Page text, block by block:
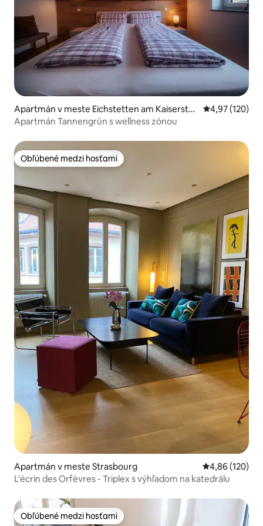
Apartmán v meste Eichstetten am Kaiserstu
hl
Priemerné
4,97 (120)
Apartmán Tannengrün s wellness zónou
Obľúbené medzi hosťami
Obľúbené medzi hosťami
Apartmán v meste Strasbourg Priemerné
4,86 (120)
L'écrin des Orfèvres - Triplex s výhľadom na katedrálu
Obľúbené medzi hosťami
Obľúbené medzi hosťami